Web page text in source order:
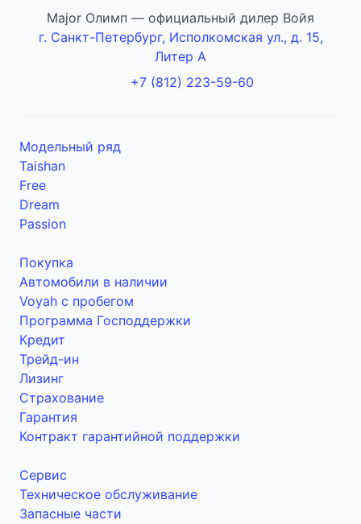
Major Олимп — официальный дилер Войя
г. Санкт-Петербург, Исполкомская ул., д. 15,
Литер А
+7 (812) 223-59-60
Модельный ряд
Taishan
Free
Dream
Passion
Покупка
Автомобили в наличии
Voyah с пробегом
Программа Господдержки
Кредит
Трейд-ин
Лизинг
Страхование
Гарантия
Контракт гарантийной поддержки
Сервис
Техническое обслуживание
Запасные части